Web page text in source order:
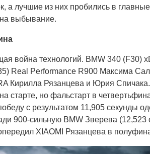
а лучшие из них пробились в
на выбывание.
война технологий. BMW 340 (F30)
Real Performance R900 Максима
Кирилла Рязанцева и Юрия
старте, но фальстарт в
с результатом 11,905 секунды
900-сильную BMW Зверева
XIAOMI Рязанцева в